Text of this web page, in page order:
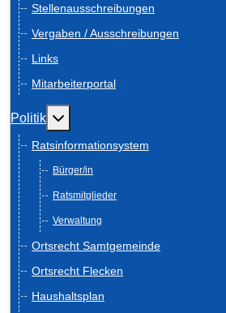
Stellenausschreibungen
Vergaben / Ausschreibungen
Links
Mitarbeiterportal
Politik Weitere Informationen: Politik
Ratsinformationsystem
Bürger/in
Ratsmitglieder
Verwaltung
Ortsrecht Samtgemeinde
Ortsrecht Flecken
Haushaltsplan